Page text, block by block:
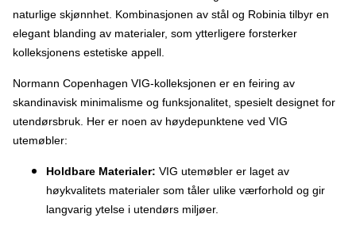
naturlige skjønnhet. Kombinasjonen av stål og Robinia tilbyr en
elegant blanding av materialer, som ytterligere forsterker
kolleksjonens estetiske appell.
Normann Copenhagen VIG-kolleksjonen er en feiring av
skandinavisk minimalisme og funksjonalitet, spesielt designet for
utendørsbruk. Her er noen av høydepunktene ved VIG
utemøbler:
Holdbare Materialer: VIG utemøbler er laget av
høykvalitets materialer som tåler ulike værforhold og gir
langvarig ytelse i utendørs miljøer.